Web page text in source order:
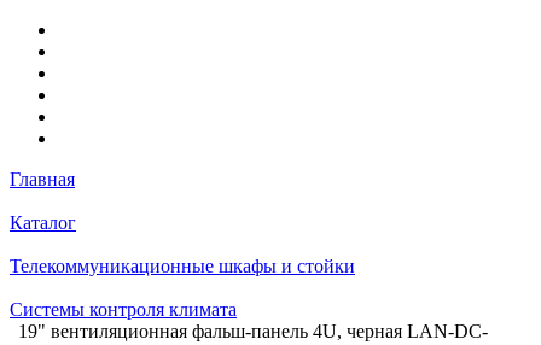
Главная
Каталог
Телекоммуникационные шкафы и стойки
Системы контроля климата
19" вентиляционная фальш-панель 4U, черная LAN-DC-